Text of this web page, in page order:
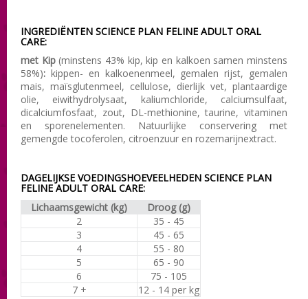
INGREDIËNTEN SCIENCE PLAN FELINE ADULT ORAL
CARE:
met Kip (minstens 43% kip, kip en kalkoen samen minstens
58%): kippen- en kalkoenenmeel, gemalen rijst, gemalen
mais, maïsglutenmeel, cellulose, dierlijk vet, plantaardige
olie, eiwithydrolysaat, kaliumchloride, calciumsulfaat,
dicalciumfosfaat, zout, DL-methionine, taurine, vitaminen
en sporenelementen. Natuurlijke conservering met
gemengde tocoferolen, citroenzuur en rozemarijnextract.
DAGELIJKSE VOEDINGSHOEVEELHEDEN SCIENCE PLAN
FELINE ADULT ORAL CARE:
Lichaamsgewicht (kg)
Droog (g)
2
35 - 45
3
45 - 65
4
55 - 80
5
65 - 90
6
75 - 105
7 +
12 - 14 per kg